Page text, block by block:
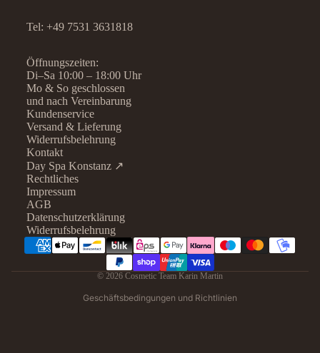
Tel: +49 7531 3631818
Öffnungszeiten:
Di–Sa 10:00 – 18:00 Uhr
Mo & So geschlossen
und nach Vereinbarung
Kundenservice
Versand & Lieferung
Widerrufsbelehrung
Kontakt
Day Spa Konstanz ↗
Rechtliches
Impressum
AGB
Datenschutzerklärung
Widerrufsbelehrung
© 2026 Cosmetic Team Karin Martin
Geschäftsbedingungen und Richtlinien
Datenschutzerklärung
Widerrufsrecht
AGB
Kontaktinformationen